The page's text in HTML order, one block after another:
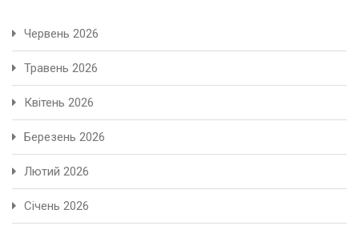
Червень 2026
Травень 2026
Квітень 2026
Березень 2026
Лютий 2026
Січень 2026